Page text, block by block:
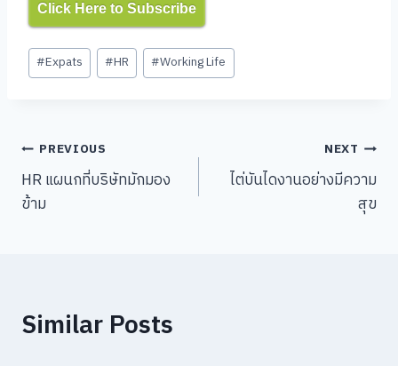
Click Here to Subscribe
Post
Tags:
#Expats #HR #Working Life
Post
navigation
PREVIOUS
HR แผนกที่บริษัทมักมอง
ข้าม
NEXT
ไต่บันไดงานอย่างมีความ
สุข
Similar Posts